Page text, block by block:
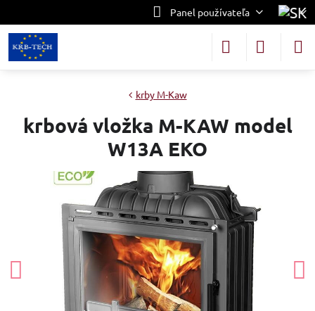
Panel používateľa
krby M-Kaw
krbová vložka M-KAW model
W13A EKO